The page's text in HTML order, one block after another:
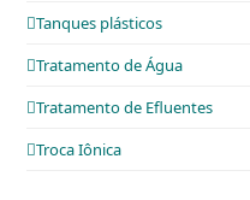
Tanques plásticos
Tratamento de Água
Tratamento de Efluentes
Troca Iônica